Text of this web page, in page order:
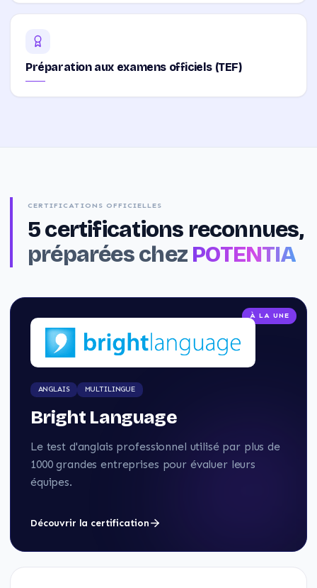
Préparation aux examens officiels (TEF)
CERTIFICATIONS OFFICIELLES
5certifications reconnues,
préparées chez POTENTIA
À LA UNE
ANGLAIS MULTILINGUE
Bright Language
Le test d'anglais professionnel utilisé par plus de
1000 grandes entreprises pour évaluer leurs
équipes.
Découvrir la certification